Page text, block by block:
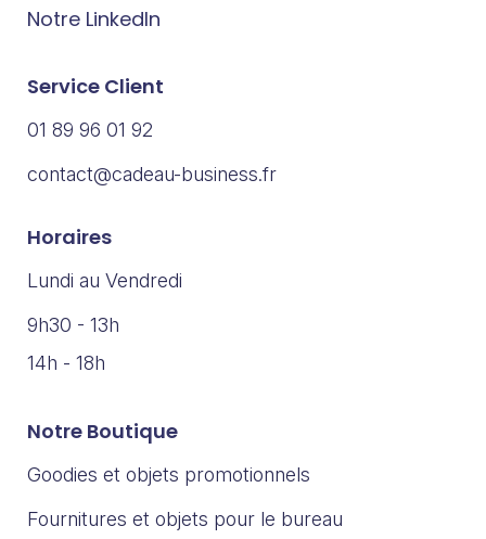
Notre LinkedIn
Service Client
01 89 96 01 92
contact@cadeau-business.fr
Horaires
Lundi au Vendredi
9h30 - 13h
14h - 18h
Notre Boutique
Goodies et objets promotionnels
Fournitures et objets pour le bureau